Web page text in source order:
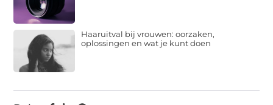
Haaruitval bij vrouwen: oorzaken,
oplossingen en wat je kunt doen